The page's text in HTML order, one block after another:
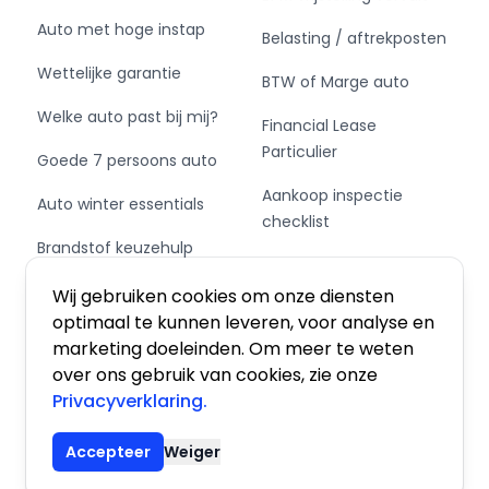
Wij gebruiken cookies om onze diensten
optimaal te kunnen leveren, voor analyse en
marketing doeleinden. Om meer te weten
over ons gebruik van cookies, zie onze
Privacyverklaring.
Accepteer Weiger
waarschuwt of corrigeert als u onoplettend
over de lijnen van de rijstrook gaat. U bent
mede dankzij dodehoekdetectie, forward
assist, vermoeidheidsherkenning en
bandenspanningcontrolesysteem steeds veilig
Heeft u interesse? Laat het ons dan zo snel
mogelijk weten, dan kunnen we deze Mazda
voor een proefrit reserveren.
= Bedrijfsinformatie =
We leveren al onze occasions geheel rijklaar af
zonder dat u extra (optionele)
afleverpakketten bij moet kopen. Al onze
occasions worden standaard afgeleverd met
Auto met hoge instap
Wettelijke garantie
Welke auto past bij mij?
Goede 7 persoons auto
Auto winter essentials
Brandstof keuzehulp
Schakel of automaat?
Belasting / aftrekposten
BTW of Marge auto
Financial Lease
Particulier
Aankoop inspectie
checklist
Private Leasen,
Financieren of Kopen?
© 2026 De Auto Atlas, Inc. Alle rechten voorbehouden.